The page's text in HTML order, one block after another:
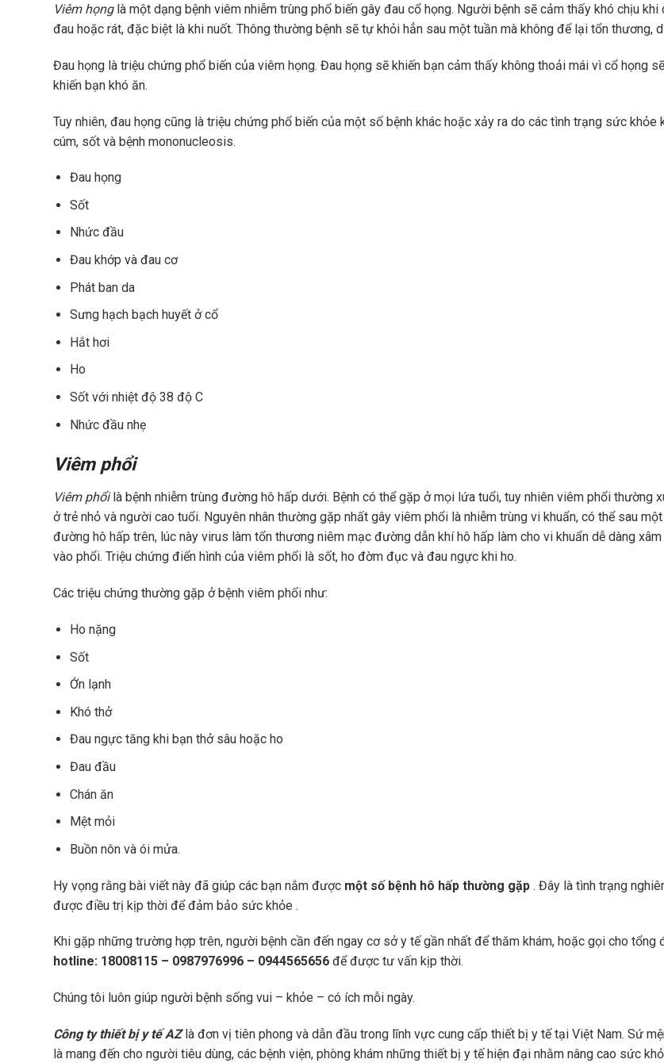
Viêm họnglà một dạng bệnh viêm nhiễm trùng phổ biến gây đau cổ họng. Người bệnh sẽ cảm thấy khó chịu khi
đau hoặc rát, đặc biệt là khi nuốt. Thông thường bệnh sẽ tự khỏi hẳn sau một tuần mà không để lại tổn thương,
Đau họng là triệu chứng phổ biến của viêm họng. Đau họng sẽ khiến bạn cảm thấy không thoải mái vì cổ họng
khiến bạn khó ăn.
Tuy nhiên, đau họng cũng là triệu chứng phổ biến của một số bệnh khác hoặc xảy ra do các tình trạng sức khỏe
cúm, sốt và bệnh mononucleosis.
Đau họng
Sốt
Nhức đầu
Đau khớp và đau cơ
Phát ban da
Sưng hạch bạch huyết ở cổ
Hắt hơi
Ho
Sốt với nhiệt độ 38 độ C
Nhức đầu nhẹ
Viêm phổi
Viêm phổilà bệnh nhiễm trùng đường hô hấp dưới. Bệnh có thể gặp ở mọi lứa tuổi, tuy nhiên viêm phổi thường
ở trẻ nhỏ và người cao tuổi. Nguyên nhân thường gặp nhất gây viêm phổi là nhiễm trùng vi khuẩn, có thể sau
đường hô hấp trên, lúc này virus làm tổn thương niêm mạc đường dẫn khí hô hấp làm cho vi khuẩn dễ dàng
vào phổi. Triệu chứng điển hình của viêm phổi là sốt, ho đờm đục và đau ngực khi ho.
Các triệu chứng thường gặp ở bệnh viêm phổi như:
Ho nặng
Sốt
Ớn lạnh
Khó thở
Đau ngực tăng khi bạn thở sâu hoặc ho
Đau đầu
Chán ăn
Mệt mỏi
Buồn nôn và ói mửa.
Hy vọng rằng bài viết này đã giúp các bạn nắm được một số bệnh hô hấp thường gặp . Đây là tình trạng
được điều trị kịp thời để đảm bảo sức khỏe .
Khi gặp những trường hợp trên, người bệnh cần đến ngay cơ sở y tế gần nhất để thăm khám, hoặc gọi cho tổng
hotline: 18008115 – 0987976996 – 0944565656 để được tư vấn kịp thời.
Chúng tôi luôn giúp người bệnh sống vui – khỏe – có ích mỗi ngày.
Công ty thiết bị y tế AZlà đơn vị tiên phong và dẫn đầu trong lĩnh vực cung cấp thiết bị y tế tại Việt Nam. Sứ
là mang đến cho người tiêu dùng, các bệnh viện, phòng khám những thiết bị y tế hiện đại nhằm nâng cao sức